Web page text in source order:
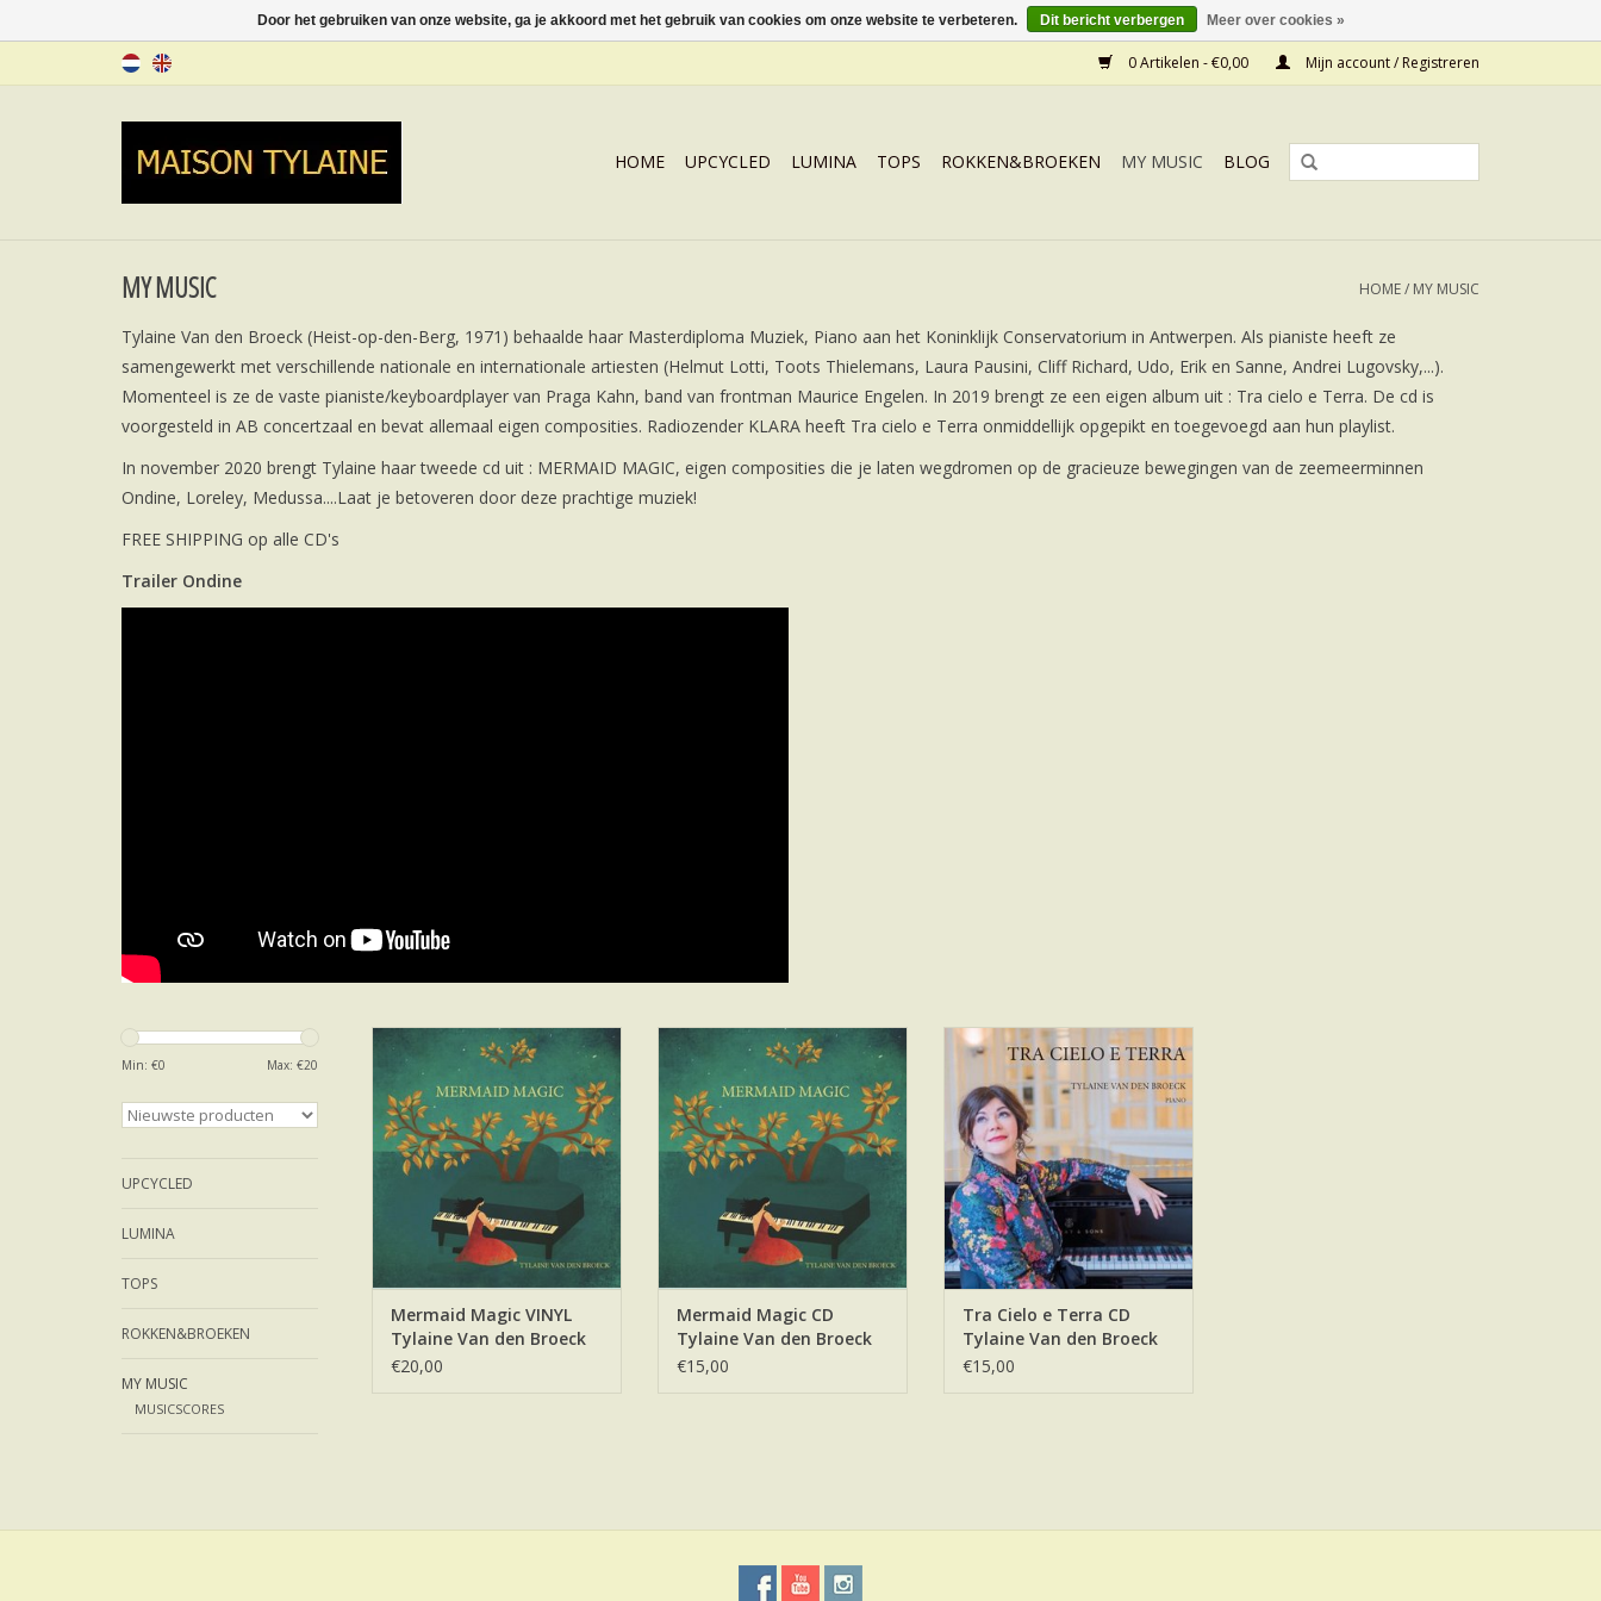
0 Artikelen - €0,00 Mijn account / Registreren
HOME UPCYCLED LUMINA TOPS ROKKEN&BROEKEN MY MUSIC BLOG
MY MUSIC HOME/ MY MUSIC
Tylaine Van den Broeck (Heist-op-den-Berg, 1971) behaalde haar Masterdiploma Muziek, Piano aan het Koninklijk Conservatorium in Antwerpen. Als pianiste heeft ze
samengewerkt met verschillende nationale en internationale artiesten (Helmut Lotti, Toots Thielemans, Laura Pausini, Cliff Richard, Udo, Erik en Sanne, Andrei Lugovsky,...).
Momenteel is ze de vaste pianiste/keyboardplayer van Praga Kahn, band van frontman Maurice Engelen. In 2019 brengt ze een eigen album uit : Tra cielo e Terra. De cd is
voorgesteld in AB concertzaal en bevat allemaal eigen composities. Radiozender KLARA heeft Tra cielo e Terra onmiddellijk opgepikt en toegevoegd aan hun playlist.
In november 2020 brengt Tylaine haar tweede cd uit : MERMAID MAGIC, eigen composities die je laten wegdromen op de gracieuze bewegingen van de zeemeerminnen
Ondine, Loreley, Medussa....Laat je betoveren door deze prachtige muziek!
FREE SHIPPING op alle CD's
Trailer Ondine
Min: €0 Max: €20
UPCYCLED
LUMINA
TOPS
ROKKEN&BROEKEN
MY MUSIC
MUSICSCORES
VINYL Mermaid Magic by TYLAINE
VAN DEN BROECK
TOEVOEGEN AAN WINKELWAGEN
Mermaid Magic VINYL
Tylaine Van den Broeck
€20,00
CD Mermaid Magic by TYLAINE
VAN DEN BROECK
TOEVOEGEN AAN WINKELWAGEN
Mermaid Magic CD
Tylaine Van den Broeck
€15,00
CD Tra cielo e terra
TOEVOEGEN AAN WINKELWAGEN
Tra Cielo e Terra CD
Tylaine Van den Broeck
€15,00
Door het gebruiken van onze website, ga je akkoord met het gebruik van cookies om onze website te verbeteren. Dit bericht verbergen Meer over cookies »